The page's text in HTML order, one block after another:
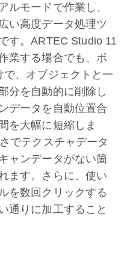
ルモードで作業し、
い高度データ処理ツ
す。ARTEC Studio 11
業する場合でも、ボ
、オブジェクトと一
分を自動的に削除し
データを自動位置合
を大幅に短縮しま
でテクスチャデータ
ャンデータがない箇
ます。さらに、使い
を数回クリックする
通りに加工すること